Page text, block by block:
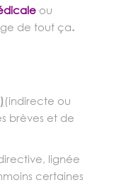
ou
de tout ça.
(indirecte ou
brèves et de
lignée
certaines